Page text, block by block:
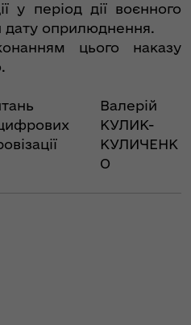
у період дії воєнного
дату оприлюднення.
цього наказу
Валерій
КУЛИК-
КУЛИЧЕНК
О